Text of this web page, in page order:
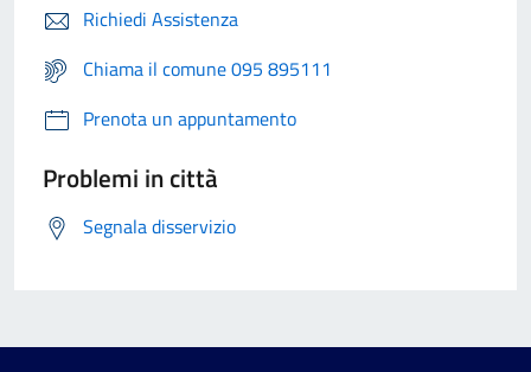
Richiedi Assistenza
Chiama il comune 095 895111
Prenota un appuntamento
Problemi in città
Segnala disservizio